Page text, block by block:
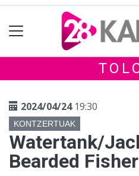
2024/04/2419:30
KONTZERTUAK
Watertank/
Bearded